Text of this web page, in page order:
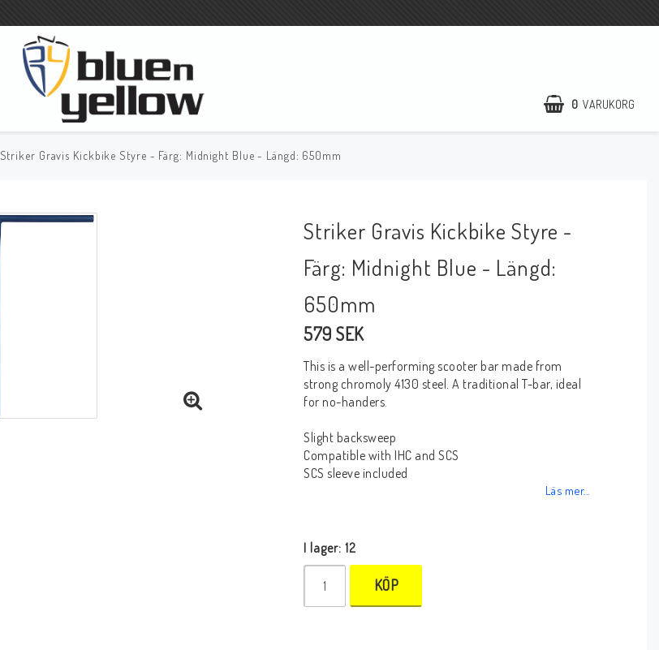
0 VARUKORG
Striker Gravis Kickbike Styre - Färg: Midnight Blue - Längd: 650mm
Striker Gravis Kickbike Styre -
Färg: Midnight Blue - Längd:
650mm
579 SEK
This is a well-performing scooter bar made from
strong chromoly 4130 steel. A traditional T-bar, ideal
for no-handers.
Slight backsweep
Compatible with IHC and SCS
SCS sleeve included
Läs mer...
I lager: 12
KÖP